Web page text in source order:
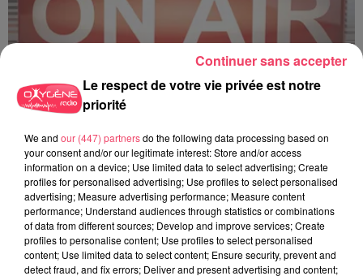
Le respect de votre vie privée est notre
priorité
We and our (447) partnersdo the following data processing based on
your consent and/or our legitimate interest: Store and/or access
information on a device; Use limited data to select advertising; Create
profiles for personalised advertising; Use profiles to select personalised
advertising; Measure advertising performance; Measure content
performance; Understand audiences through statistics or combinations
of data from different sources; Develop and improve services; Create
profiles to personalise content; Use profiles to select personalised
content; Use limited data to select content; Ensure security, prevent and
detect fraud, and fix errors; Deliver and present advertising and content;
Continuer sans accepter